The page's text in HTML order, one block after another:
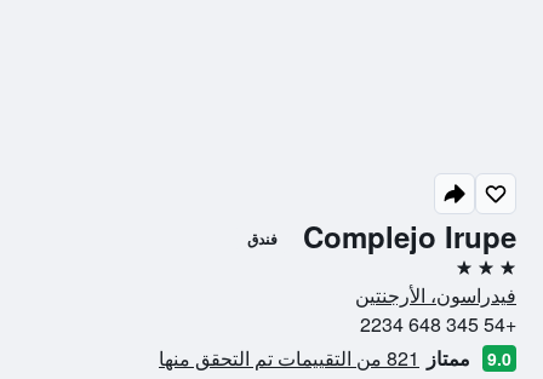
Complejo Irupe فندق
3 نجوم
فيدراسون، الأرجنتين
+54 345 648 2234
9.0 ممتاز 821 من التقييمات تم التحقق منها